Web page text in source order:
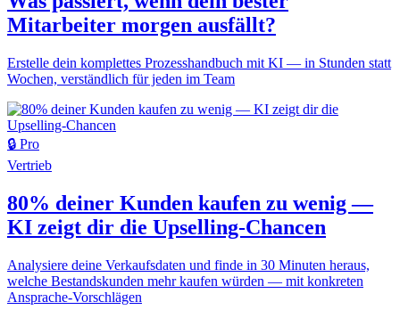
Mitarbeiter morgen ausfällt?
Erstelle dein komplettes Prozesshandbuch mit KI — in Stunden statt
Wochen, verständlich für jeden im Team
🔒 Pro
Vertrieb
80% deiner Kunden kaufen zu wenig —
KI zeigt dir die Upselling-Chancen
Analysiere deine Verkaufsdaten und finde in 30 Minuten heraus,
welche Bestandskunden mehr kaufen würden — mit konkreten
Ansprache-Vorschlägen